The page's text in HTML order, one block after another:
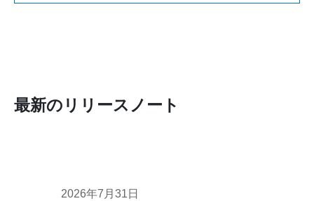
最新のリリースノート
2026年7月31日